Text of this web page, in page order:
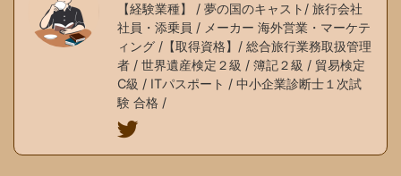
【経験業種】 / 夢の国のキャスト/ 旅行会社
社員・添乗員 / メーカー 海外営業・マーケテ
ィング /【取得資格】/ 総合旅行業務取扱管理
者 / 世界遺産検定２級 / 簿記２級 / 貿易検定
C級 / ITパスポート / 中小企業診断士１次試
験 合格 /